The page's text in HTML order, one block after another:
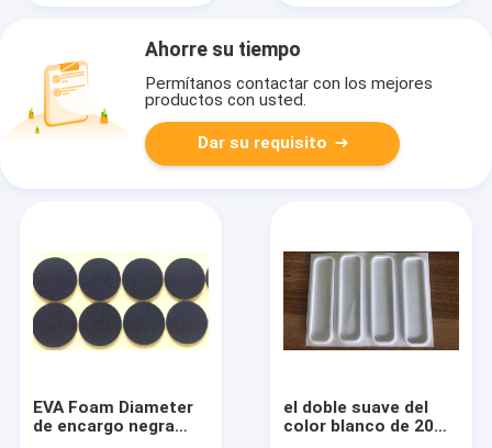
Ahorre su tiempo
Permítanos contactar con los mejores
productos con usted.
Dar su requisito
EVA Foam Diameter
de encargo negra
el doble suave del
color blanco de 20m